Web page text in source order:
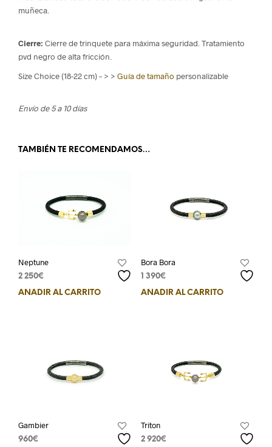
muñeca.
Cierre: Cierre de trinquete para máxima seguridad. Tratamiento
pvd negro de alta fricción.
Size Choice (18-22 cm) – > > Guía de tamaño personalizable
Envío de 5 a 10 días
TAMBIÉN TE RECOMENDAMOS…
Neptune
2 250€
AÑADIR AL CARRITO
Bora Bora
1 390€
AÑADIR AL CARRITO
Gambier
960€
Triton
2 920€